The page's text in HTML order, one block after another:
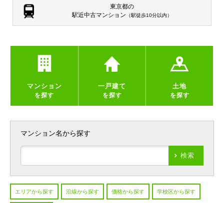
東京都の
駅近中古マンション （駅徒歩10分以内）
マンション
を探す
一戸建て
を探す
土地
を探す
マンション名から探す
検索
エリアから探す 沿線から探す 価格から探す 学校区から探す